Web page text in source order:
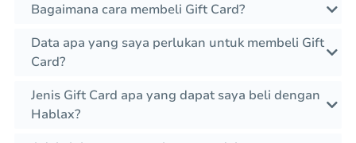
Bagaimana cara membeli Gift Card?
Data apa yang saya perlukan untuk membeli Gift
Card?
Jenis Gift Card apa yang dapat saya beli dengan
Hablax?